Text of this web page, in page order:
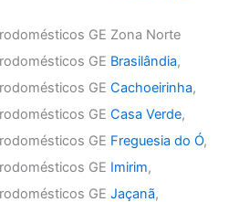
GE Zona Norte
GE Brasilândia,
GECachoeirinha,
GECasa Verde,
GE Freguesia do Ó,
GE Imirim,
GEJaçanã,